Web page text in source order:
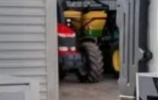
PaulistaJardim ReginaliceJardim São
Silvestre Jardim Silveira
Jardim
Nova AldeinhaOsascoParque dos
Santa LuziaParque VianaPirapora
Santana de
do SolVila BarrosVila Boa Vista
Vila
Vila Márcia
Vila Nossa Sra. da